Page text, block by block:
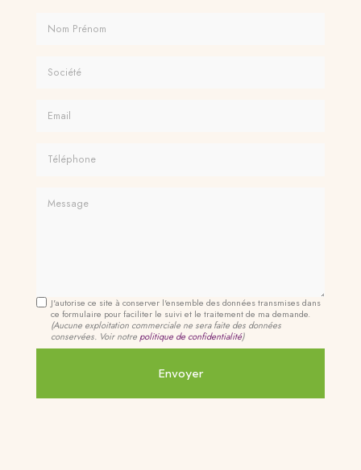
J'autorise ce site à conserver l'ensemble des données transmises dans
ce formulaire pour faciliter le suivi et le traitement de ma demande.
(Aucune exploitation commerciale ne sera faite des données
conservées. Voir notre politique de confidentialité)